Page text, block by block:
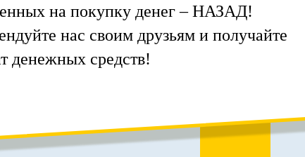
на покупку денег – НАЗАД!
нас своим друзьям и получайте
денежных средств!